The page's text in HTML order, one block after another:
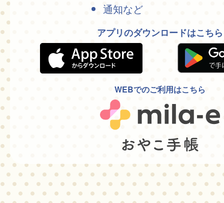
通知など
アプリのダウンロードはこちら
WEBでのご利用はこちら